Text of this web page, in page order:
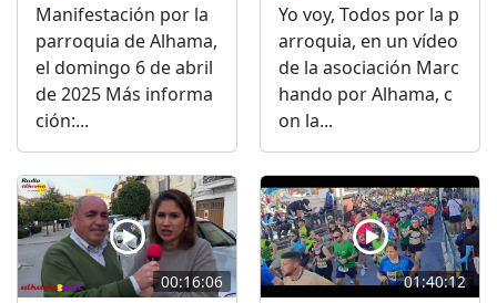
Manifestación por la
parroquia de Alhama,
el domingo 6 de abril
de 2025 Más informa
ción:...
Yo voy, Todos por la p
arroquia, en un vídeo
de la asociación Marc
hando por Alhama, c
on la...
00:16:06 01:40:12